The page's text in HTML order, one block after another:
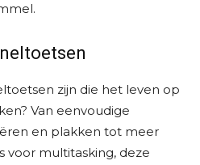
zijn die het leven op
Van eenvoudige
en plakken tot meer
voor multitasking, deze